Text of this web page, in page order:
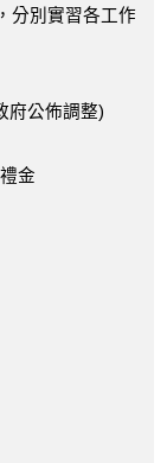
分別實習各工作
府公佈調整)
金